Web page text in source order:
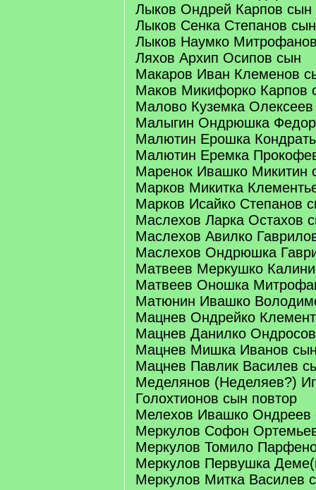
Лыков Ондрей Карпов сын
Лыков Сенка Степанов сын
Лыков Наумко
Ляхов Архип Осипов сын
Макаров Иван Клеменов
Маков Микифорко Карпов
Малово Куземка
Малыгин Ондрюшка
Малютин Ерошка
Малютин Еремка
Маренок Ивашко Микитин
Марков Микитка
Марков Исайко Степанов
Маслехов Ларка Остахов
Маслехов Авилко
Маслехов Ондрюшка
Матвеев Меркушко
Матвеев Оношка
Матюнин Ивашко
Мацнев Ондрейко
Мацнев Данилко
Мацнев Мишка Иванов
Мацнев Павлик Василев
Меделянов (Неделяев?)
Голохтионов сын повтор
Мелехов Ивашко Ондреев
Меркулов Софон
Меркулов Томило
Меркулов Первушка
Меркулов Митка Василев